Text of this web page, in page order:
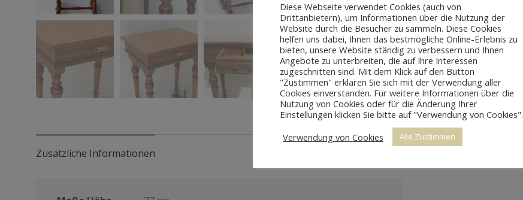
Zusätzliche Informationen
Diese Webseite verwendet Cookies (auch von
Drittanbietern), um Informationen über die Nutzung der
Website durch die Besucher zu sammeln. Diese Cookies
helfen uns dabei, Ihnen das bestmögliche Online-Erlebnis zu
bieten, unsere Website ständig zu verbessern und Ihnen
Angebote zu unterbreiten, die auf Ihre Interessen
zugeschnitten sind. Mit dem Klick auf den Button
"Zustimmen" erklären Sie sich mit der Verwendung aller
Cookies einverstanden. Für weitere Informationen über die
Nutzung von Cookies oder für die Änderung Ihrer
Einstellungen klicken Sie bitte auf "Verwendung von Cookies".
Verwendung von Cookies
Alle Zustimmen